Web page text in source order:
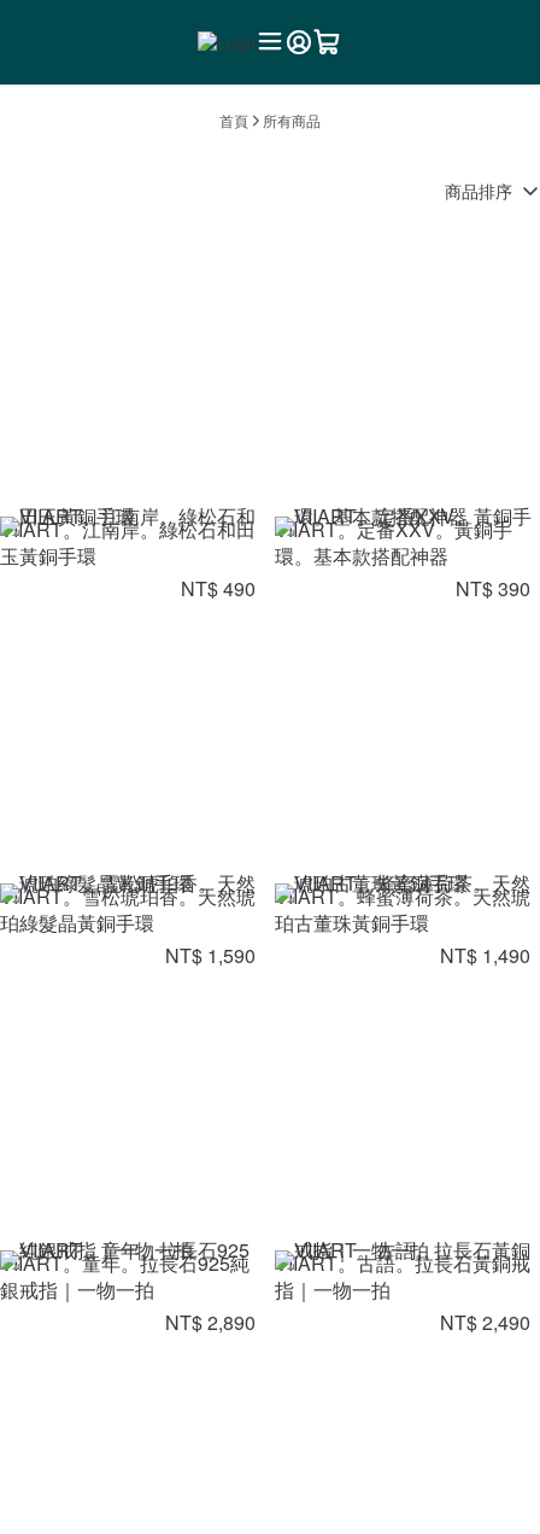
首頁 所有商品
商品排序
VIIART。江南岸。綠松石和田
玉黃銅手環
NT$ 490
VIIART。定番XXV。黃銅手
環。基本款搭配神器
NT$ 390
VIIART。雪松琥珀香。天然琥
珀綠髮晶黃銅手環
NT$ 1,590
VIIART。蜂蜜薄荷茶。天然琥
珀古董珠黃銅手環
NT$ 1,490
VIIART。童年。拉長石925純
銀戒指｜一物一拍
NT$ 2,890
VIIART。古語。拉長石黃銅戒
指｜一物一拍
NT$ 2,490